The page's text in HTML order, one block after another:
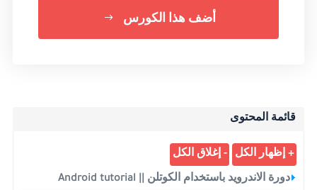
أضف هذا الكورس
قائمة المحتوى
دورة الاندرويد باستخدام الكوتلن || Android tutorial